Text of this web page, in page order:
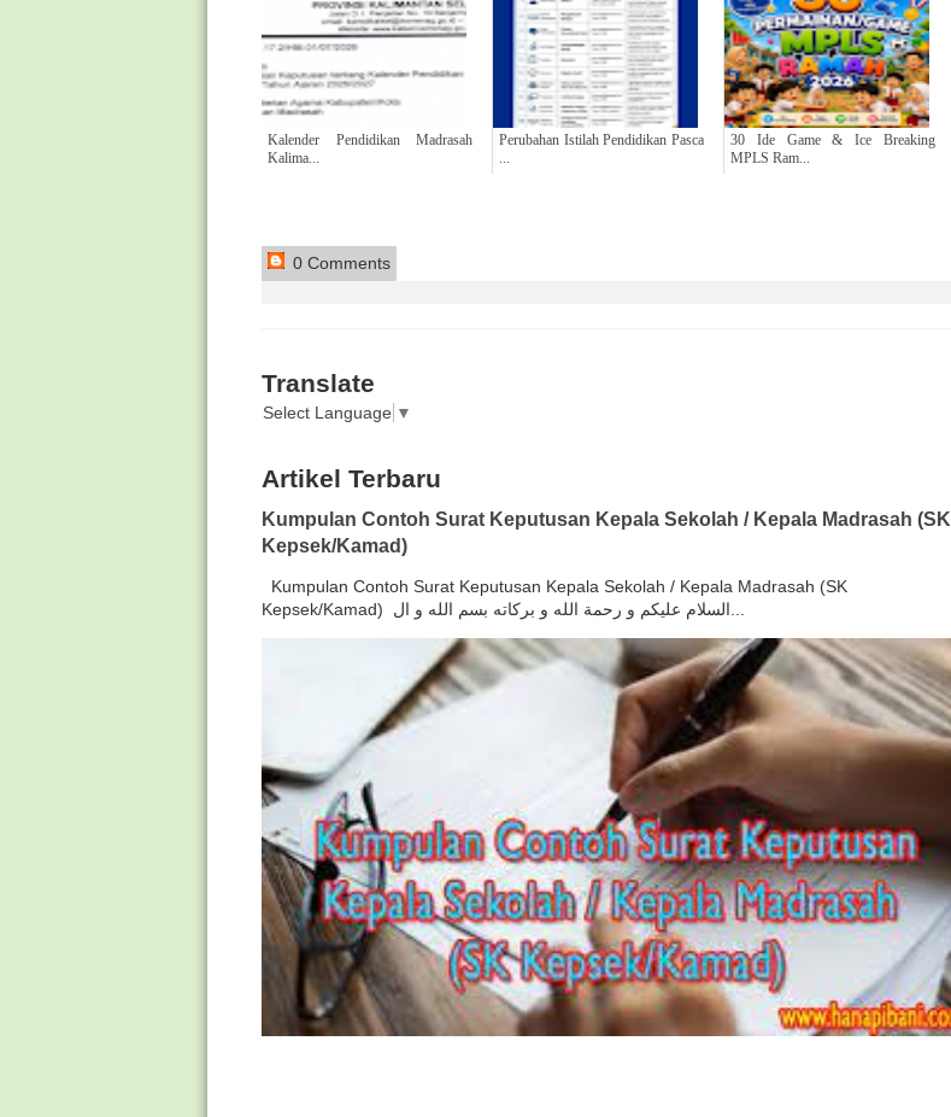
Kalender Pendidikan Madrasah
Kalima...
Perubahan Istilah Pendidikan Pasca
...
30 Ide Game & Ice Breaking
MPLS Ram...
0 Comments
Translate
Select Language ▼
Artikel Terbaru
Kumpulan Contoh Surat Keputusan Kepala Sekolah / Kepala Madrasah (SK
Kepsek/Kamad)
Kumpulan Contoh Surat Keputusan Kepala Sekolah / Kepala Madrasah (SK